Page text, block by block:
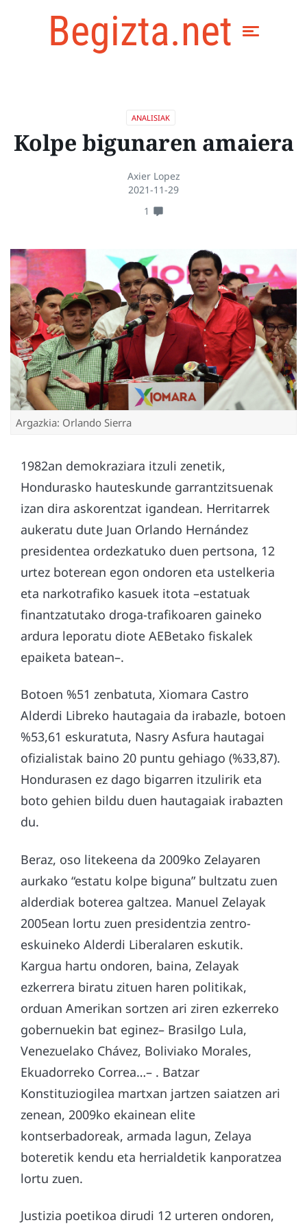
Begizta.net
ANALISIAK
Kolpe bigunaren amaiera
Axier Lopez
2021-11-29
1
Argazkia: Orlando Sierra
1982an demokraziara itzuli zenetik,
Hondurasko hauteskunde garrantzitsuenak
izan dira askorentzat igandean. Herritarrek
aukeratu dute Juan Orlando Hernández
presidentea ordezkatuko duen pertsona, 12
urtez boterean egon ondoren eta ustelkeria
eta narkotrafiko kasuek itota –estatuak
finantzatutako droga-trafikoaren gaineko
ardura leporatu diote AEBetako fiskalek
epaiketa batean–.
Botoen %51 zenbatuta, Xiomara Castro
Alderdi Libreko hautagaia da irabazle, botoen
%53,61 eskuratuta, Nasry Asfura hautagai
ofizialistak baino 20 puntu gehiago (%33,87).
Hondurasen ez dago bigarren itzulirik eta
boto gehien bildu duen hautagaiak irabazten
du.
Beraz, oso litekeena da 2009ko Zelayaren
aurkako “estatu kolpe biguna” bultzatu zuen
alderdiak boterea galtzea. Manuel Zelayak
2005ean lortu zuen presidentzia zentro-
eskuineko Alderdi Liberalaren eskutik.
Kargua hartu ondoren, baina, Zelayak
ezkerrera biratu zituen haren politikak,
orduan Amerikan sortzen ari ziren ezkerreko
gobernuekin bat eginez– Brasilgo Lula,
Venezuelako Chávez, Boliviako Morales,
Ekuadorreko Correa…– . Batzar
Konstituziogilea martxan jartzen saiatzen ari
zenean, 2009ko ekainean elite
kontserbadoreak, armada lagun, Zelaya
boteretik kendu eta herrialdetik kanporatzea
lortu zuen.
Justizia poetikoa dirudi 12 urteren ondoren,